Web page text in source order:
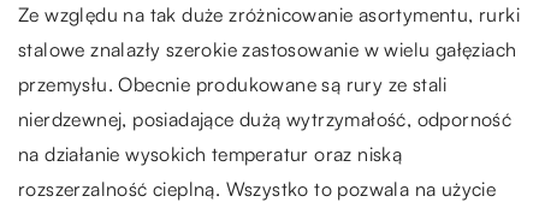
Ze względu na tak duże zróżnicowanie asortymentu, rurki
stalowe znalazły szerokie zastosowanie w wielu gałęziach
przemysłu. Obecnie produkowane są rury ze stali
nierdzewnej, posiadające dużą wytrzymałość, odporność
na działanie wysokich temperatur oraz niską
rozszerzalność cieplną. Wszystko to pozwala na użycie